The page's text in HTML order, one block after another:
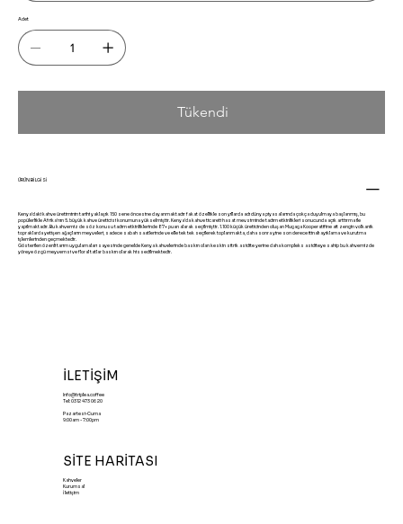
Adet
Tükendi
ÜRÜN BİLGİSİ
Kenya'daki kahve üretiminin tarihi yaklaşık 150 sene öncesine dayanmaktadır fakat özellikle son yıllarda adı dünya piyasalarında çokça duyulmaya başlanmış, bu
popülerlikle Afrika'nın 5. büyük kahve üreticisi konumuna yükselmiştir. Kenya'da kahve ticareti hasat mevsiminde tadım etkinlikleri sonucunda açık arttırma ile
yapılmaktadır. Bu kahvemiz de söz konusu tadım etkinliklerinde 87+ puan alarak seçilmiştir. 1.100 küçük üreticinden oluşan Mugaga Kooperatifine ait zengin volkanik
topraklarda yetişen ağaçların meyveleri, sadece sabah saatlerinde ve elle tek tek seçilerek toplanmakta, daha sonra yine son derece itinalı ayıklama ve kurutma
işlemlerinden geçmektedir.
Gösterilen özenli tarım uygulamaları sayesinde genelde Kenya kahvelerinde baskın olan keskin sitrik asidite yerine daha kompleks asiditeye sahip bu kahvemizde
yöreye özgü meyvemsi ve floral tatlar baskın olarak hissedilmektedir.
İLETİŞİM
Info@triplea.coffee
Tel: 0312 473 06 20
Pazartesi-Cuma
9:00am - 7:00pm
SİTE HARİTASI
Kahveler
Kurumsal
İletişim